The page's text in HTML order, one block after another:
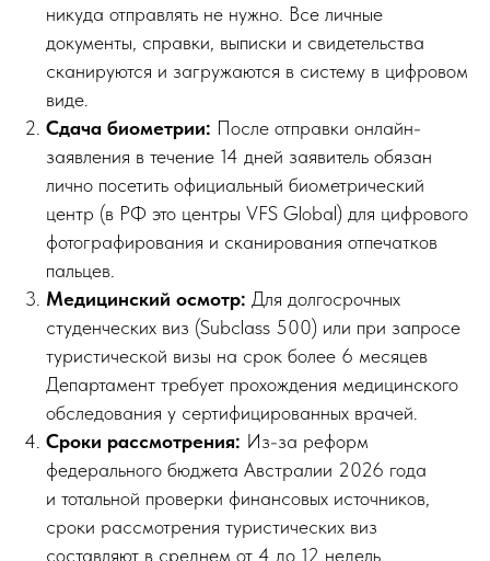
никуда отправлять не нужно. Все личные
документы, справки, выписки и свидетельства
сканируются и загружаются в систему в цифровом
виде.
Сдача биометрии: После отправки онлайн-
заявления в течение 14 дней заявитель обязан
лично посетить официальный биометрический
центр (в РФ это центры VFS Global) для цифрового
фотографирования и сканирования отпечатков
пальцев.
Медицинский осмотр: Для долгосрочных
студенческих виз (Subclass 500) или при запросе
туристической визы на срок более 6 месяцев
Департамент требует прохождения медицинского
обследования у сертифицированных врачей.
Сроки рассмотрения: Из-за реформ
федерального бюджета Австралии 2026 года
и тотальной проверки финансовых источников,
сроки рассмотрения туристических виз
составляют в среднем от 4 до 12 недель,